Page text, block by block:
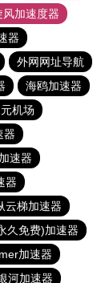
风加速度器
器
外网网址导航
海鸥加速器
机场
器
速器
器
云梯加速器
久免费)加速器
加速器
河加速器